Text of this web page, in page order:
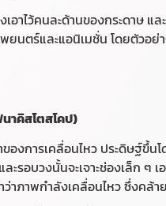
อาไว้คนละด้านของกระดาษ แ
ยนตร์และแอนิเมชั่น โดยตัวอย่
าคิสโตสโคป)
งการเคลื่อนไหว ประดิษฐ์ขึ้น
ะรอบวงนั้นจะเจาะช่องเล็ก ๆ
าภาพกำลังเคลื่อนไหว ซึ่งคล้